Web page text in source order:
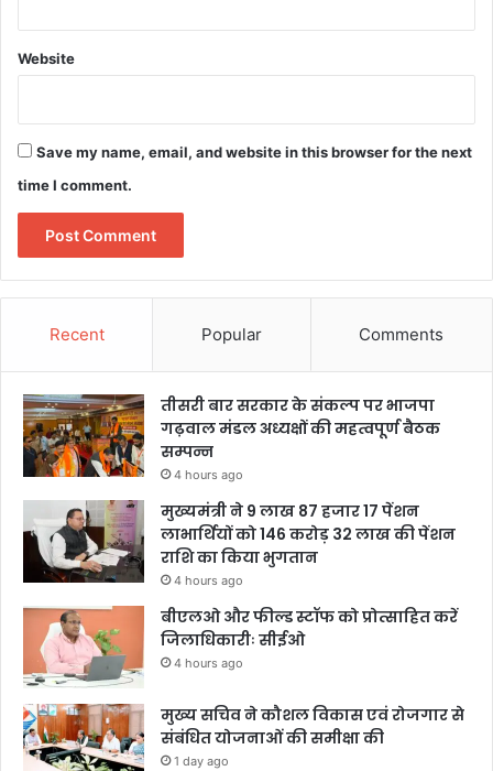
Website
Save my name, email, and website in this browser for the next
time I comment.
Recent Popular Comments
तीसरी बार सरकार के संकल्प पर भाजपा
गढ़वाल मंडल अध्यक्षों की महत्वपूर्ण बैठक
सम्पन्न
4 hours ago
मुख्यमंत्री ने 9 लाख 87 हजार 17 पेंशन
लाभार्थियों को 146 करोड़ 32 लाख की पेंशन
राशि का किया भुगतान
4 hours ago
बीएलओ और फील्ड स्टॉफ को प्रोत्साहित करें
जिलाधिकारीः सीईओ
4 hours ago
मुख्य सचिव ने कौशल विकास एवं रोजगार से
संबंधित योजनाओं की समीक्षा की
1 day ago